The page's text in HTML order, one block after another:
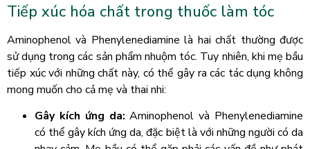
Tiếp xúc hóa chất trong thuốc làm tóc
Aminophenol và Phenylenediamine là hai chất thường được
sử dụng trong các sản phẩm nhuộm tóc. Tuy nhiên, khi mẹ bầu
tiếp xúc với những chất này, có thể gây ra các tác dụng không
mong muốn cho cả mẹ và thai nhi:
Gây kích ứng da: Aminophenol và Phenylenediamine
có thể gây kích ứng da, đặc biệt là với những người có da